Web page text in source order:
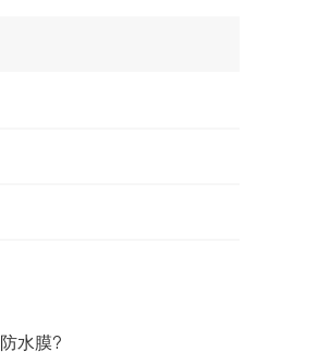
水膜?